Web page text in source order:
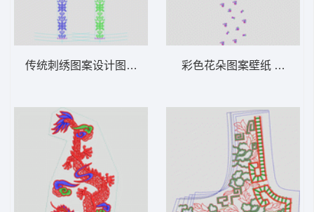
传统刺绣图案设计图 十字绣条 彩色花朵图案壁纸 匹绣小